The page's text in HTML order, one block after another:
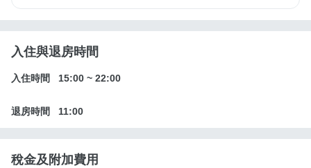
入住與退房時間
入住時間 15:00 ~ 22:00
退房時間 11:00
稅金及附加費用